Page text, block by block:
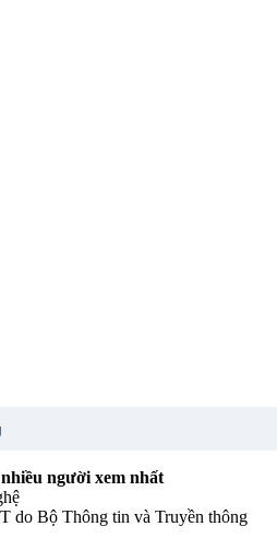
người xem nhất
do Bộ Thông tin và Truyền thông